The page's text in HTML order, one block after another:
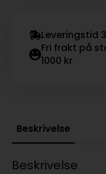
Leveringstid
Fri frakt på
1000 kr
Beskrivelse
Beskrivelse